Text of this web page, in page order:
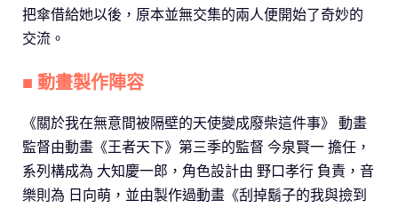
把傘借給她以後，原本並無交集的兩人便開始了奇妙的
交流。
■ 動畫製作陣容
《關於我在無意間被隔壁的天使變成廢柴這件事》 動畫
監督由動畫《王者天下》第三季的監督 今泉賢一 擔任，
系列構成為 大知慶一郎，角色設計由 野口孝行 負責，音
樂則為 日向萌，並由製作過動畫《刮掉鬍子的我與撿到